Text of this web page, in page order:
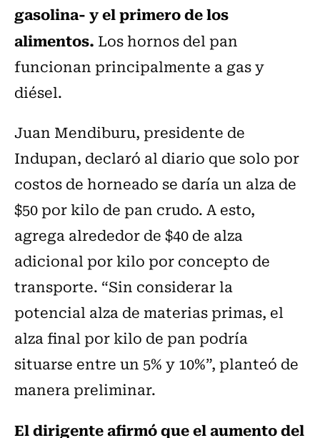
gasolina- y el primero de los
alimentos. Los hornos del pan
funcionan principalmente a gas y
diésel.
Juan Mendiburu, presidente de
Indupan, declaró al diario que solo por
costos de horneado se daría un alza de
$50 por kilo de pan crudo. A esto,
agrega alrededor de $40 de alza
adicional por kilo por concepto de
transporte. “Sin considerar la
potencial alza de materias primas, el
alza final por kilo de pan podría
situarse entre un 5% y 10%”, planteó de
manera preliminar.
El dirigente afirmó que el aumento del